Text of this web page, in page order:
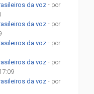
da voz - por
da voz - por
da voz - por
da voz - por
da voz - por